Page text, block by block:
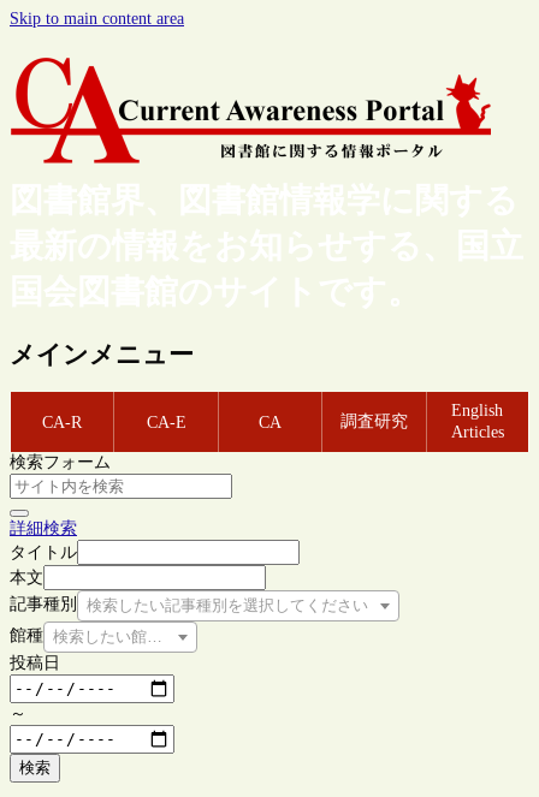
Skip to main content area
図書館界、図書館情報学に関する
最新の情報をお知らせする、国立
国会図書館のサイトです。
メインメニュー
CA-R CA-E CA 調査研究
English
Articles
検索フォーム
詳細検索
タイトル
本文
記事種別
検索したい記事種別を選択してください
館種 検索したい館種を選択してください
投稿日
～
検索